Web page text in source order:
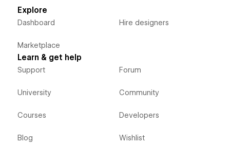
Explore
Dashboard
Marketplace
Hire designers
Learn & get help
Support
University
Courses
Blog
Forum
Community
Developers
Wishlist